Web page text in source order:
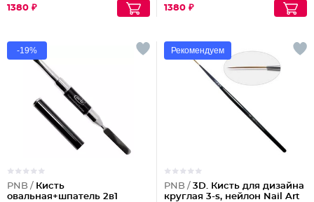
1380 ₽ 1380 ₽
-19%
PNB / Кисть
овальная+шпатель 2в1
Рекомендуем
PNB / 3D. Кисть для дизайна
круглая 3-s, нейлон Nail Art